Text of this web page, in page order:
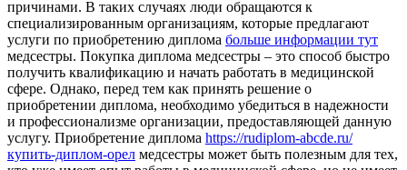
причинами. В таких случаях люди обращаются к
специализированным организациям, которые предлагают
услуги по приобретению диплома больше информации тут
медсестры. Покупка диплома медсестры – это способ быстро
получить квалификацию и начать работать в медицинской
сфере. Однако, перед тем как принять решение о
приобретении диплома, необходимо убедиться в надежности
и профессионализме организации, предоставляющей данную
услугу. Приобретение диплома https://rudiplom-abcde.ru/
купить-диплом-орел медсестры может быть полезным для тех,